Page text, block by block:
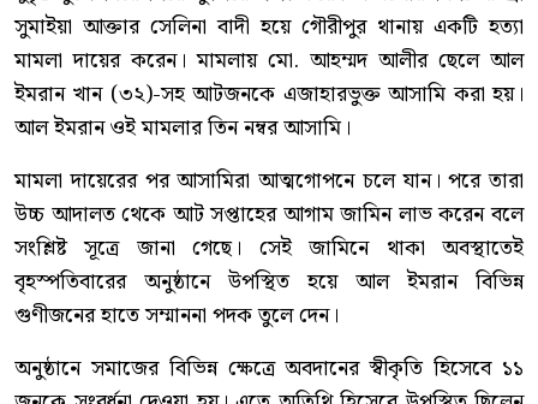
সুমাইয়া আক্তার সেলিনা বাদী হয়ে গৌরীপুর থানায় একটি হত্যা
মামলা দায়ের করেন। মামলায় মো. আহম্মদ আলীর ছেলে আল
ইমরান খান (৩২)-সহ আটজনকে এজাহারভুক্ত আসামি করা হয়।
আল ইমরান ওই মামলার তিন নম্বর আসামি।
মামলা দায়েরের পর আসামিরা আত্মগোপনে চলে যান। পরে তারা
উচ্চ আদালত থেকে আট সপ্তাহের আগাম জামিন লাভ করেন বলে
সংশ্লিষ্ট সূত্রে জানা গেছে। সেই জামিনে থাকা অবস্থাতেই
বৃহস্পতিবারের অনুষ্ঠানে উপস্থিত হয়ে আল ইমরান বিভিন্ন
গুণীজনের হাতে সম্মাননা পদক তুলে দেন।
অনুষ্ঠানে সমাজের বিভিন্ন ক্ষেত্রে অবদানের স্বীকৃতি হিসেবে ১১